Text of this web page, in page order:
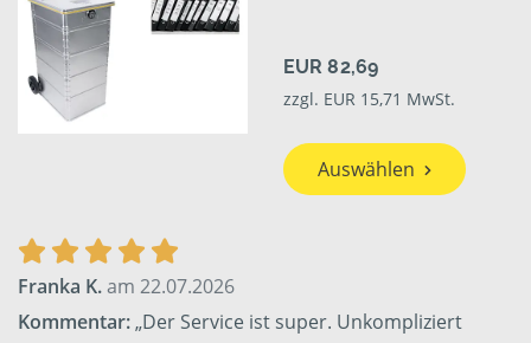
EUR 82,69
zzgl. EUR 15,71 MwSt.
Auswählen
Franka K.am 22.07.2026
Kommentar:„Der Service ist super. Unkompliziert